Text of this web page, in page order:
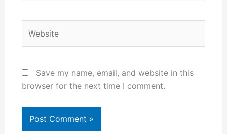
Save my name, email, and website in this
browser for the next time I comment.